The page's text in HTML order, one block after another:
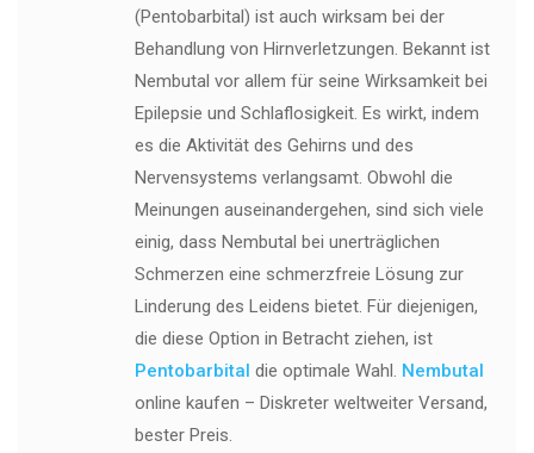
(Pentobarbital) ist auch wirksam bei der
Behandlung von Hirnverletzungen. Bekannt ist
Nembutal vor allem für seine Wirksamkeit bei
Epilepsie und Schlaflosigkeit. Es wirkt, indem
es die Aktivität des Gehirns und des
Nervensystems verlangsamt. Obwohl die
Meinungen auseinandergehen, sind sich viele
einig, dass Nembutal bei unerträglichen
Schmerzen eine schmerzfreie Lösung zur
Linderung des Leidens bietet. Für diejenigen,
die diese Option in Betracht ziehen, ist
Pentobarbital die optimale Wahl. Nembutal
online kaufen – Diskreter weltweiter Versand,
bester Preis.